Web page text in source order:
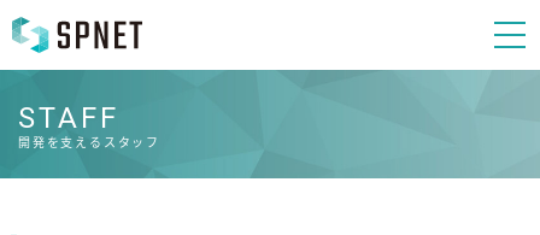
STAFF
開発を支えるスタッフ